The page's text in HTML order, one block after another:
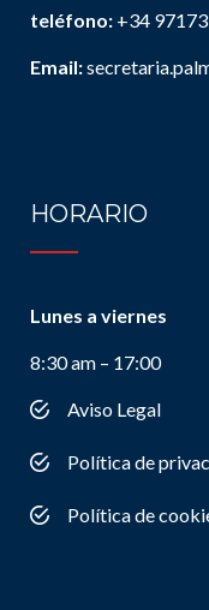
teléfono: +34
Email:
HORARIO
Lunes a viernes
8:30 am – 17:00
Aviso Legal
Política de
Política de